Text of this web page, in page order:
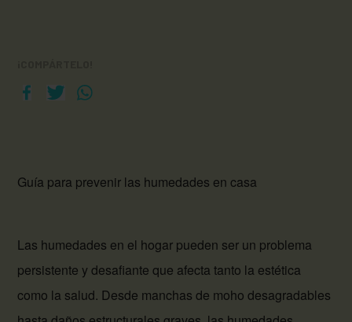
Guía para prevenir las humedades en casa
Las humedades en el hogar pueden ser un problema
persistente y desafiante que afecta tanto la estética
como la salud. Desde manchas de moho desagradables